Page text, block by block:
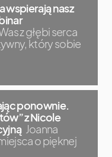
wspierają nasz
z głębi serca
który sobie
ponownie.
z Nicole
Joanna
o pięknej